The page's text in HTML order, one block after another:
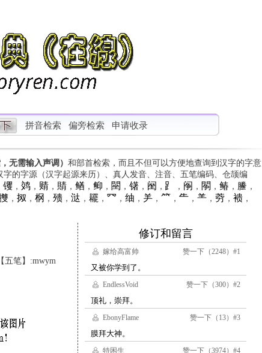
拼音检索 偏旁检索 申请收录
无需输入声调） 和部首检索，而且不但可以方便地查询到汉字的字意
的字源（汉字起源来历）、真人发音、注音、五笔编码、仓颉编
䦆， 䴔， 䞍， 䝼， 䲡 ， 䲟 ， 䦟 ， 䦃， 䦷 ， ⻊ ， 䦶 ， 䦛 ， 䲠 ， 䲢 ，
， 㧐 ， 㭎 ， 㱮， 㳠 ， 䎱 ， ⺳ ， 䌷 ， ⺶， ⺮ ， ⺧， ⺷， 䓖， 䙌，
【五笔】:mwym